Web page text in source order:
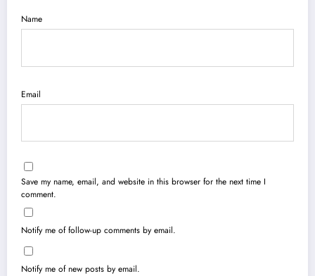
Name
Email
Save my name, email, and website in this browser for the next time I
comment.
Notify me of follow-up comments by email.
Notify me of new posts by email.